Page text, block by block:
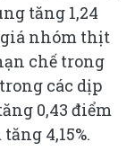
tăng 1,24
nhóm thịt
chế trong
các dịp
0,43 điểm
4,15%.